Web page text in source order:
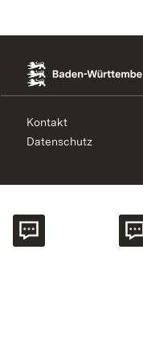
Kontakt
Datenschutz